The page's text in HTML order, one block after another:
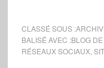
CLASSÉ SOUS :
BALISÉ AVEC :BLOG
RÉSEAUX SOCIAUX,